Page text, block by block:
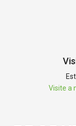
Visite a